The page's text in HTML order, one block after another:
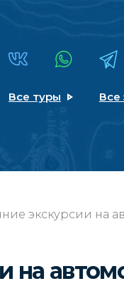
Все туры Все
экскурсии на
на